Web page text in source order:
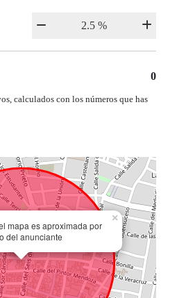
0
calculados con los números que has
mapa es aproximada por
del anunciante
×